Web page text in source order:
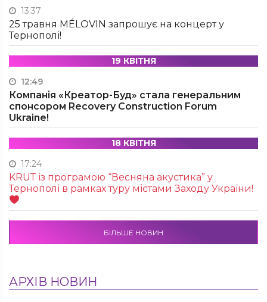
13:37
25 травня MÉLOVIN запрошує на концерт у
Тернополі!
19 КВІТНЯ
12:49
Компанія «Креатор-Буд» стала генеральним
спонсором Recovery Construction Forum
Ukraine!
18 КВІТНЯ
17:24
KRUТ із програмою “Весняна акустика” у
Тернополі в рамках туру містами Заходу України!
БІЛЬШЕ НОВИН
АРХІВ НОВИН